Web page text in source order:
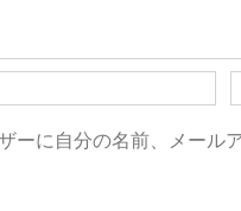
に自分の名前、メール